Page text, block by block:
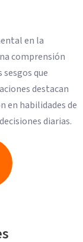
en la
comprensión
que
destacan
en habilidades de
diarias.